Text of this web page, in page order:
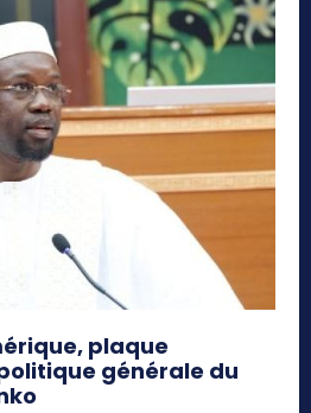
plaque
générale du